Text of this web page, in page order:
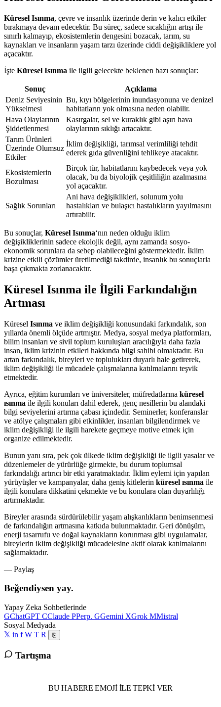
Küresel Isınma, çevre ve insanlık üzerinde derin ve kalıcı etkiler
bırakmaya devam edecektir. Bu süreç, sadece sıcaklığın artışı ile
sınırlı kalmayıp, ekosistemlerin dengesini bozacak, tarım, su
kaynakları ve insanların yaşam tarzı üzerinde ciddi değişikliklere yol
açacaktır.
İşte Küresel Isınma ile ilgili gelecekte beklenen bazı sonuçlar:
Sonuç
Açıklama
Deniz Seviyesinin
Yükselmesi
Bu, kıyı bölgelerinin inundasyonuna ve denizel
habitatların yok olmasına neden olabilir.
Hava Olaylarının
Şiddetlenmesi
Kasırgalar, sel ve kuraklık gibi aşırı hava
olaylarının sıklığı artacaktır.
Tarım Ürünleri
Üzerinde Olumsuz
Etkiler
İklim değişikliği, tarımsal verimliliği tehdit
ederek gıda güvenliğini tehlikeye atacaktır.
Ekosistemlerin
Bozulması
Birçok tür, habitatlarını kaybedecek veya yok
olacak, bu da biyolojik çeşitliliğin azalmasına
yol açacaktır.
Sağlık Sorunları
Ani hava değişiklikleri, solunum yolu
hastalıkları ve bulaşıcı hastalıkların yayılmasını
artırabilir.
Bu sonuçlar, Küresel Isınma‘nın neden olduğu iklim
değişikliklerinin sadece ekolojik değil, aynı zamanda sosyo-
ekonomik sorunlara da sebep olabileceğini göstermektedir. İklim
krizine etkili çözümler üretilmediği takdirde, insanlık bu sonuçlarla
başa çıkmakta zorlanacaktır.
Küresel Isınma ile İlgili Farkındalığın
Artması
Küresel Isınma ve iklim değişikliği konusundaki farkındalık, son
yıllarda önemli ölçüde artmıştır. Medya, sosyal medya platformları,
bilim insanları ve sivil toplum kuruluşları aracılığıyla daha fazla
insan, iklim krizinin etkileri hakkında bilgi sahibi olmaktadır. Bu
artan farkındalık, bireyleri ve toplulukları duyarlı hale getirerek,
iklim değişikliği ile mücadele çalışmalarına katılmalarını teşvik
etmektedir.
Ayrıca, eğitim kurumları ve üniversiteler, müfredatlarına küresel
ısınma ile ilgili konuları dahil ederek, genç nesillerin bu alandaki
bilgi seviyelerini artırma çabası içindedir. Seminerler, konferanslar
ve atölye çalışmaları gibi etkinlikler, insanları bilgilendirmek ve
iklim değişikliği ile ilgili harekete geçmeye motive etmek için
organize edilmektedir.
Bunun yanı sıra, pek çok ülkede iklim değişikliği ile ilgili yasalar ve
düzenlemeler de yürürlüğe girmekte, bu durum toplumsal
farkındalığı artırıcı bir etki yaratmaktadır. İklim eylemi için yapılan
yürüyüşler ve kampanyalar, daha geniş kitlelerin küresel ısınma ile
ilgili konulara dikkatini çekmekte ve bu konulara olan duyarlılığı
artırmaktadır.
Bireyler arasında sürdürülebilir yaşam alışkanlıkların benimsenmesi
de farkındalığın artmasına katkıda bulunmaktadır. Geri dönüşüm,
enerji tasarrufu ve doğal kaynakların korunması gibi uygulamalar,
bireylerin iklim değişikliği mücadelesine aktif olarak katılmalarını
sağlamaktadır.
— Paylaş
Beğendiysen yay.
Yapay Zeka Sohbetlerinde
GChatGPT CClaude PPerp. GGemini XGrok MMistral
Sosyal Medyada
𝕏 in f W T R ⎘
Tartışma
BU HABERE EMOJI ILE TEPKI VER